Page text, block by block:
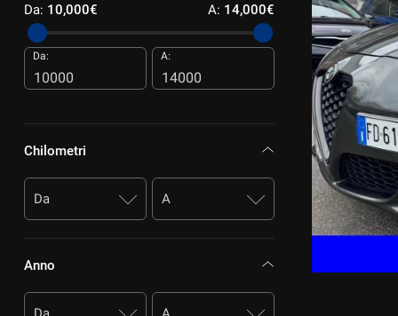
CONTATTI
CONTATTI
AREA COMMERCIANTI
Da: 10,000€ A: 14,000€
Da: A:
Chilometri
Anno
40 TDI 204 CV quattro S tronic Business Advanced